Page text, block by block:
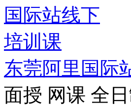
东莞阿里国际
面授 网课 全日